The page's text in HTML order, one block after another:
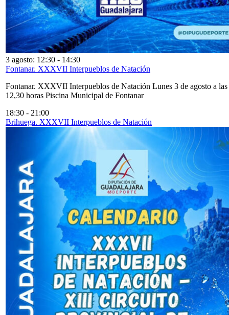
3 agosto: 12:30 - 14:30
Fontanar. XXXVII Interpueblos de Natación
Fontanar. XXXVII Interpueblos de Natación Lunes 3 de agosto a las
12,30 horas Piscina Municipal de Fontanar
18:30 - 21:00
Brihuega. XXXVII Interpueblos de Natación